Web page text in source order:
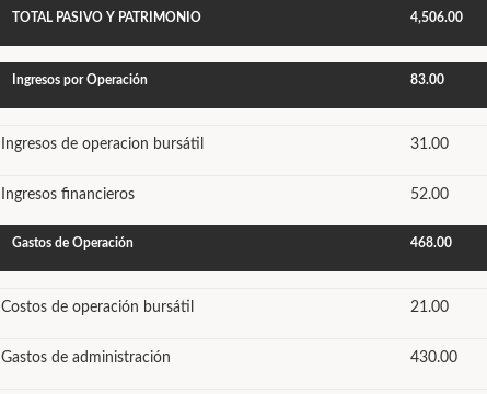
TOTAL PASIVO Y PATRIMONIO 4,506.00
Ingresos por Operación 83.00
Ingresos de operacion bursátil 31.00
Ingresos financieros 52.00
Gastos de Operación 468.00
Costos de operación bursátil 21.00
Gastos de administración 430.00